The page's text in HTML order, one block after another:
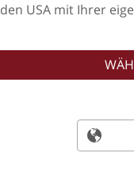
USA mit Ihrer